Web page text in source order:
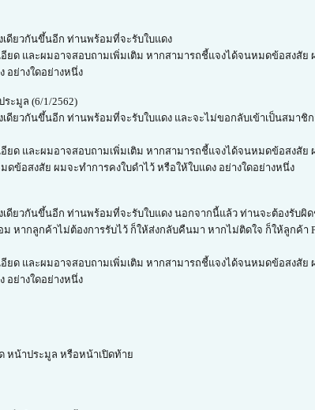
ดียวกันขึ้นอีก ท่านพร้อมที่จะรับใบแดง
ยด และผมอาจสอบถามเพิ่มเติม หากสามารถชี้แจงได้จนหมดข้อสงสั
อย่างใดอย่างหนึ่ง
ะมูล (6/1/2562)
ยวกันขึ้นอีก ท่านพร้อมที่จะรับใบแดง และจะไม่ขอกลับเข้าเป็นสมา
ยด และผมอาจสอบถามเพิ่มเติม หากสามารถชี้แจงได้จนหมดข้อสงสัย
อสงสัย ผมจะทำการคงใบดำไว้ หรือให้ใบแดง อย่างใดอย่างหนึ่ง
ยวกันขึ้นอีก ท่านพร้อมที่จะรับใบแดง นอกจากนี้แล้ว ท่านจะต้องรับ
หากลูกค้าไม่ต้องการรับไว้ ก็ให้ส่งกลับคืนมา หากไม่ติดใจ ก็ให้ลูกค้
ยด และผมอาจสอบถามเพิ่มเติม หากสามารถชี้แจงได้จนหมดข้อสงสั
อย่างใดอย่างหนึ่ง
หน้าประมูล หรือหน้าเปิดท้าย